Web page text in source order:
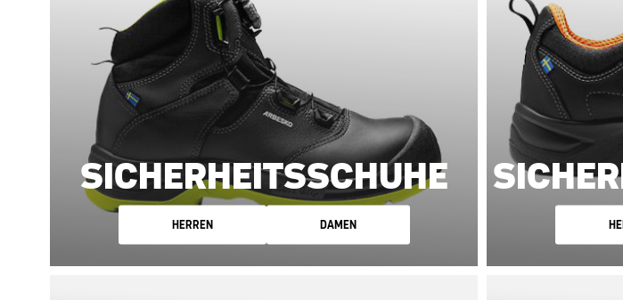
SICHERHEITSSCHUHE
HERREN DAMEN